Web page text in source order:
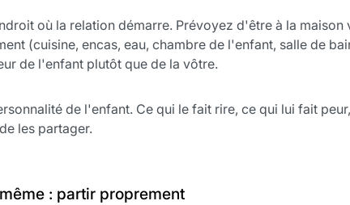
où la relation démarre. Prévoyez d'être à la
(cuisine, encas, eau, chambre de l'enfant, salle de
de l'enfant plutôt que de la vôtre.
de l'enfant. Ce qui le fait rire, ce qui lui fait
les partager.
: partir proprement